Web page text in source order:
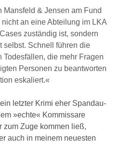
Mansfeld & Jensen am Fund
an eine Abteilung im LKA
zuständig ist, sondern
selbst. Schnell führen die
Todesfällen, die mehr Fragen
Personen zu beantworten
eskaliert.«
letzter Krimi eher Spandau-
»echte« Kommissare
zum Zuge kommen ließ,
auch in meinem neuesten